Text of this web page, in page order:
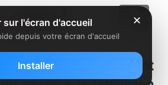
foyers disposent
✕
sur l'écran d'accueil
depuis votre écran d'accueil
Installer